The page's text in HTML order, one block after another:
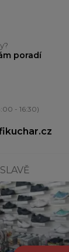
poradí
- 16:30)